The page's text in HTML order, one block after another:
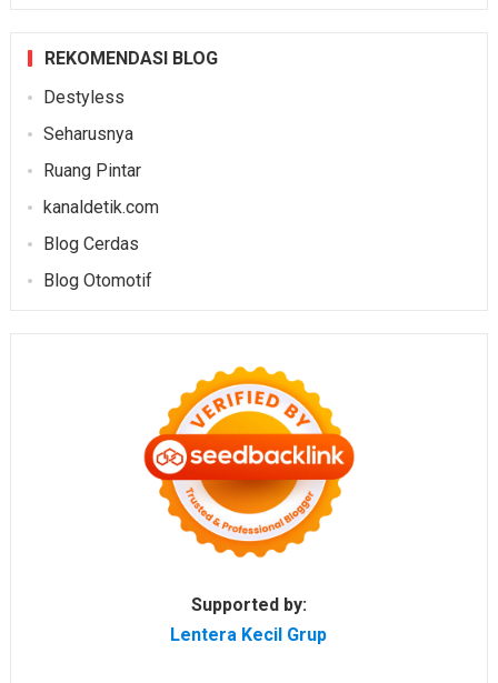
REKOMENDASI BLOG
Destyless
Seharusnya
Ruang Pintar
kanaldetik.com
Blog Cerdas
Blog Otomotif
Supported by:
Lentera Kecil Grup